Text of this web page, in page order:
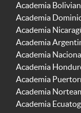
Academia
Academia
Academia
Academia
Academia
Academia
Academia
Academia
Academia